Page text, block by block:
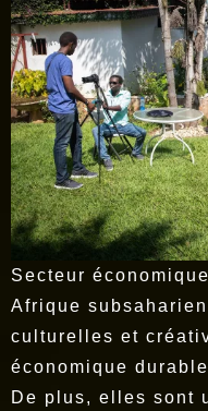
Secteur
Afrique
culturelles et
économique
De plus, elles sont